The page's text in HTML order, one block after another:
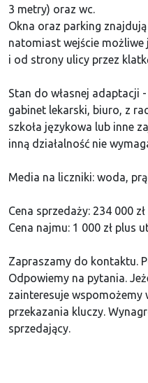
3 metry) oraz wc.
Okna oraz parking
natomiast wejście
i od strony ulicy przez
Stan do własnej adaptacji
gabinet lekarski, biuro, z
szkoła językowa lub inne
inną działalność nie
Media na liczniki: woda,
Cena sprzedaży: 234 000 zł
Cena najmu: 1 000 zł plus
Zapraszamy do kontaktu.
Odpowiemy na pytania.
zainteresuje wspomożemy
przekazania kluczy.
sprzedający.